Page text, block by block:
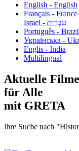
English - English
Français - France
עִבְרִית - Israel
Português - Brazil
Українська -
Englis - India
Multilingual
Aktuelle Filme
für Alle
mit GRETA
Ihre Suche nach